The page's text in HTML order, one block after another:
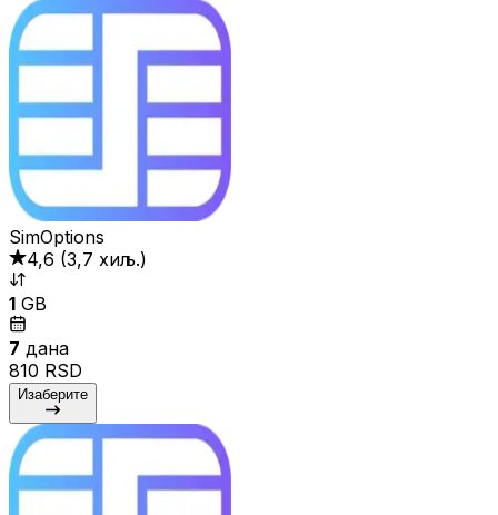
SimOptions
4,6 (3,7 хиљ.)
1 GB
7 дана
810 RSD
Изаберите